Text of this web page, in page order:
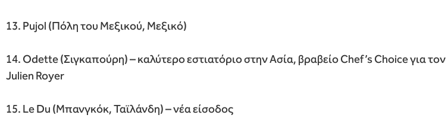
13. Pujol (Πόλη του Μεξικού, Μεξικό)
14. Odette (Σιγκαπούρη) – καλύτερο εστιατόριο στην Ασία, βραβείο Chef’s Choice για τον
Julien Royer
15. Le Du (Μπανγκόκ, Ταϊλάνδη) – νέα είσοδος